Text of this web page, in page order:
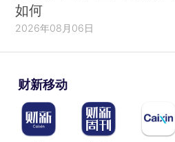
如何
2026年08月06日
财新移动